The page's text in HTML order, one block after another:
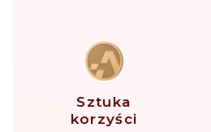
Sztuka
korzyści